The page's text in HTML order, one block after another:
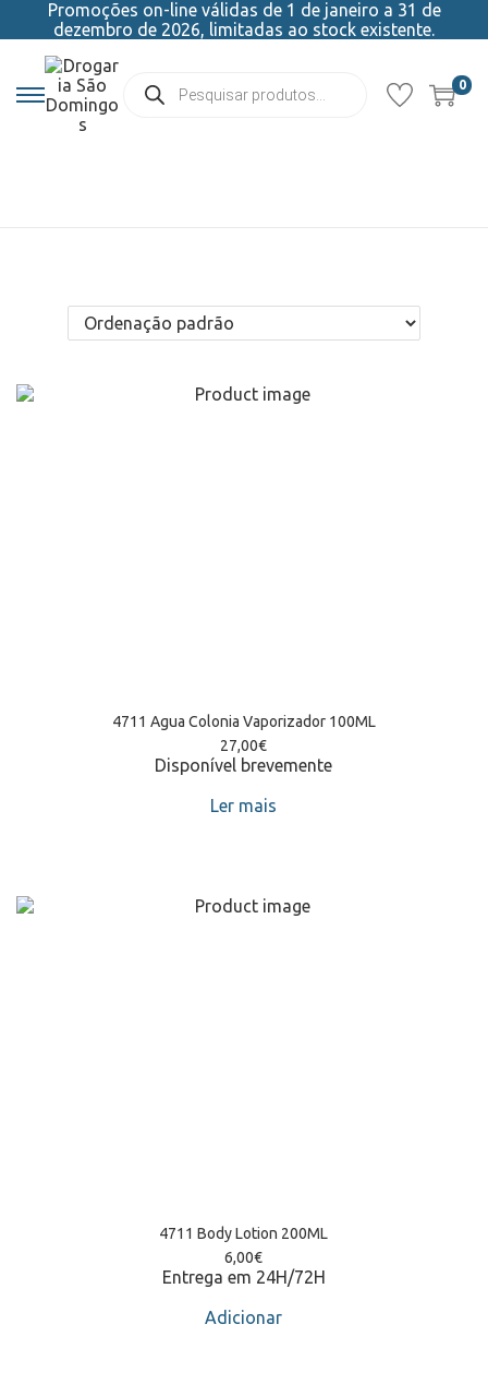
Promoções on-line válidas de 1 de janeiro a 31 de
dezembro de 2026, limitadas ao stock existente.
0
4711 Agua Colonia Vaporizador 100ML
27,00€
Disponível brevemente
Ler mais
4711 Body Lotion 200ML
6,00€
Entrega em 24H/72H
Adicionar